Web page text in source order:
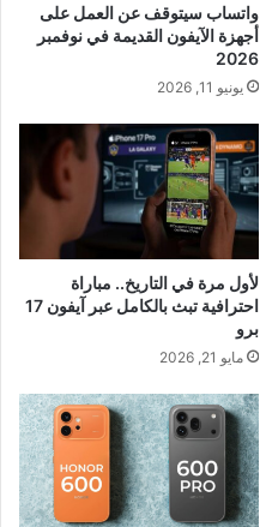
واتساب سيتوقف عن العمل على
أجهزة الآيفون القديمة في نوفمبر
2026
يونيو 11, 2026
لأول مرة في التاريخ.. مباراة
احترافية تبث بالكامل عبر آيفون 17
برو
مايو 21, 2026